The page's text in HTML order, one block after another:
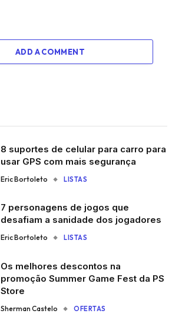
ADD A COMMENT
8 suportes de celular para carro para
usar GPS com mais segurança
Eric Bortoleto LISTAS
7 personagens de jogos que
desafiam a sanidade dos jogadores
Eric Bortoleto LISTAS
Os melhores descontos na
promoção Summer Game Fest da PS
Store
Sherman Castelo OFERTAS